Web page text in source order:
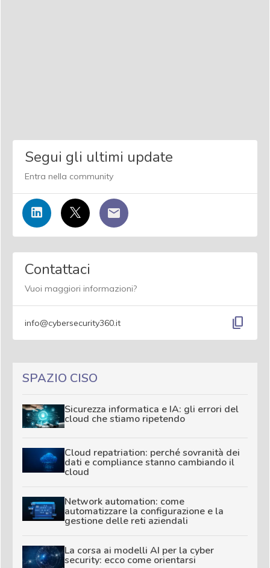
Segui gli ultimi update
Entra nella community
Contattaci
Vuoi maggiori informazioni?
info@cybersecurity360.it content_copy
SPAZIO CISO
Sicurezza informatica e IA: gli errori del
cloud che stiamo ripetendo
Cloud repatriation: perché sovranità dei
dati e compliance stanno cambiando il
cloud
Network automation: come
automatizzare la configurazione e la
gestione delle reti aziendali
La corsa ai modelli AI per la cyber
security: ecco come orientarsi